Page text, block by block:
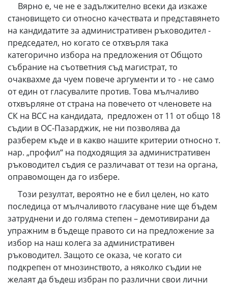
Вярно е, че не е задължително всеки да изкаже
становището си относно качествата и представянето
на кандидатите за административен ръководител -
председател, но когато се отхвърля така
категорично избора на предложения от Общото
събрание на съответния съд магистрат, то
очаквахме да чуем повече аргументи и то - не само
от един от гласувалите против. Това мълчаливо
отхвърляне от страна на повечето от членовете на
СК на ВСС на кандидата, предложен от 11 от общо 18
съдии в ОС-Пазарджик, не ни позволява да
разберем къде и в какво нашите критерии относно т.
нар. „профил“ на подходящия за административен
ръководител съдия се различават от тези на органа,
оправомощен да го избере.
Този резултат, вероятно не е бил целен, но като
последица от мълчаливото гласуване ние ще бъдем
затруднени и до голяма степен – демотивирани да
упражним в бъдеще правото си на предложение за
избор на наш колега за административен
ръководител. Защото се оказа, че когато си
подкрепен от мнозинството, а няколко съдии не
желаят да бъдеш избран по различни свои лични